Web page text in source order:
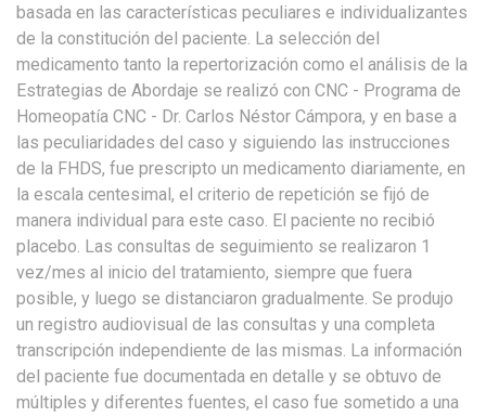
basada en las características peculiares e individualizantes
de la constitución del paciente. La selección del
medicamento tanto la repertorización como el análisis de la
Estrategias de Abordaje se realizó con CNC - Programa de
Homeopatía CNC - Dr. Carlos Néstor Cámpora, y en base a
las peculiaridades del caso y siguiendo las instrucciones
de la FHDS, fue prescripto un medicamento diariamente, en
la escala centesimal, el criterio de repetición se fijó de
manera individual para este caso. El paciente no recibió
placebo. Las consultas de seguimiento se realizaron 1
vez/mes al inicio del tratamiento, siempre que fuera
posible, y luego se distanciaron gradualmente. Se produjo
un registro audiovisual de las consultas y una completa
transcripción independiente de las mismas. La información
del paciente fue documentada en detalle y se obtuvo de
múltiples y diferentes fuentes, el caso fue sometido a una